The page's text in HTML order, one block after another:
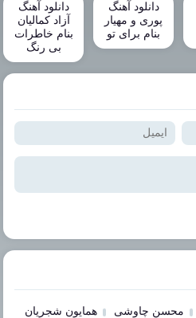
دانلود آهنگ
پوری و مهیار
بنام برای تو
دانلود آهنگ
آزاد کمالیان
بنام خاطرات
بی رنگ
محسن چاوشی همایون شجریان